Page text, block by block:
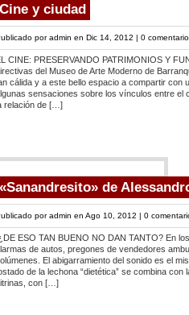
Cine y ciudad
poradmin en Dic 14, 2012 | 0
CINE: PRESERVANDO PATRIMONIOS Y
del Museo de Arte Moderno de
cálida y a este bello espacio a compartir con
sensaciones sobre los vínculos entre el
relación de […]
«Sanandresito» de
poradmin en Ago 10, 2012 | 0
ESO TAN BUENO NO DAN TANTO? En
de autos, pregones de vendedores
El abigarramiento del sonido es el
de la lechona “dietética” se combina con
con […]